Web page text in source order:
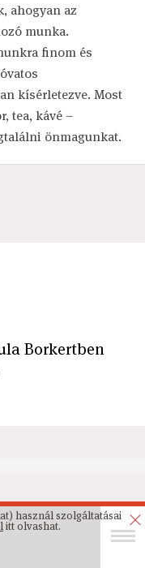
ahogyan az
munka.
finom és
kísérletezve. Most
tea, kávé –
önmagunkat.
Borkertben
használ szolgáltatásai
itt olvashat.